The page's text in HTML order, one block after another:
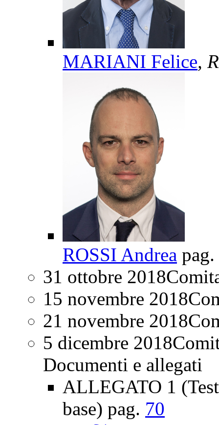
MARIANI Felice,
ROSSI Andrea pag.
31 ottobre 2018
15 novembre 2018
21 novembre 2018
5 dicembre 2018
Documenti e allegati
ALLEGATO 1
base) pag. 70